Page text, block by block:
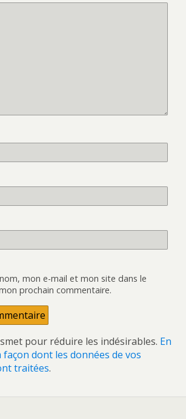
mon e-mail et mon site dans le
prochain commentaire.
pour réduire les indésirables. En
dont les données de vos
traitées.